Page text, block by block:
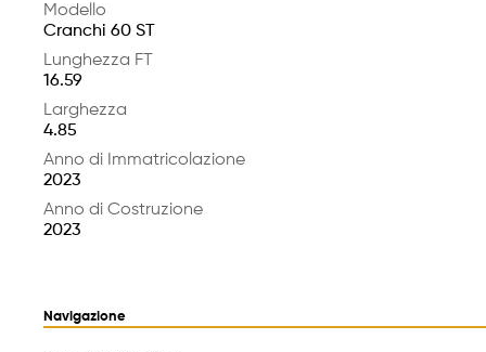
Modello
Cranchi 60 ST
Lunghezza FT
16.59
Larghezza
4.85
Anno di Immatricolazione
2023
Anno di Costruzione
2023
Navigazione